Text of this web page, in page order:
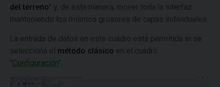
del terreno" y, de esta manera, mover toda la interfaz
manteniendo los mismos grosores de capas individuales.
La entrada de datos en este cuadro está permitida si se
selecciona el método clásico en el cuadro
"Configuración".